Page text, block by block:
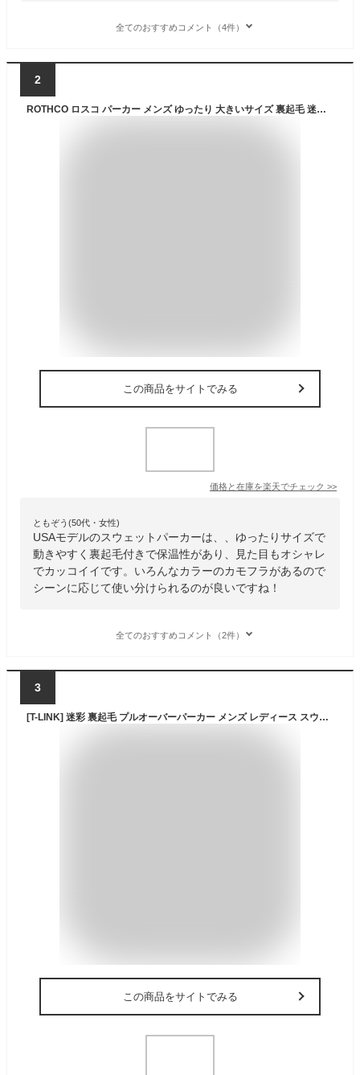
全てのおすすめコメント（4件）
2
ROTHCO ロスコ パーカー メンズ ゆったり 大きいサイズ 裏起毛 迷彩 カモフラージュ 総柄 スウェット プルオーバー 薄手 ルームウェア 部屋着 ブランド アメカジ ミリタリー カジュアル アウトドア サバゲー USAモデル スーパーセール 12月
この商品をサイトでみる
価格と在庫を楽天でチェック >>
ともぞう(50代・女性)
USAモデルのスウェットパーカーは、、ゆったりサイズで
動きやすく裏起毛付きで保温性があり、見た目もオシャレ
でカッコイイです。いろんなカラーのカモフラがあるので
シーンに応じて使い分けられるのが良いですね！
全てのおすすめコメント（2件）
3
[T-LINK] 迷彩 裏起毛 プルオーバーパーカー メンズ レディース スウェット フード付き 厚手 トレーナー カモフラ柄 XLサイズ WOOD
この商品をサイトでみる